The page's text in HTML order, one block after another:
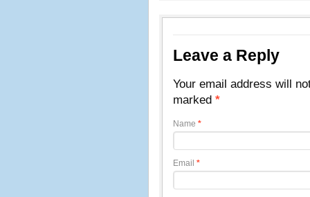
Leave a Reply
Your email address will
marked*
Name*
Email*